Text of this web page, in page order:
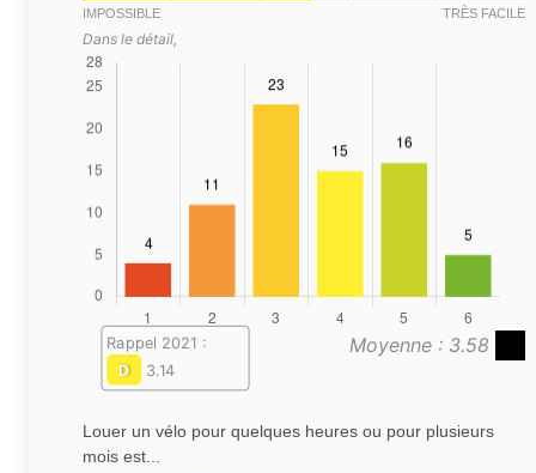
IMPOSSIBLE TRÈS FACILE
Dans le détail,
Moyenne : 3.58
Rappel 2021 :
D
3.14
Louer un vélo pour quelques heures ou pour plusieurs
mois est...